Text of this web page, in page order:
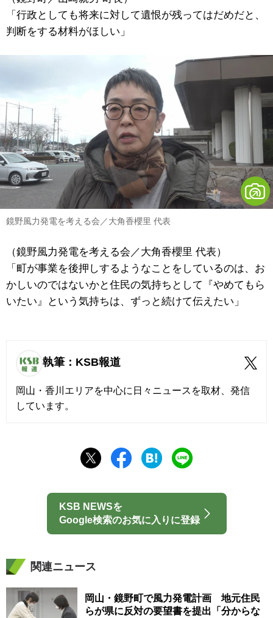
「行政としても将来に対して遺恨が残ってはだめだと、
判断をする材料がほしい」
鏡野風力発電を考える会／大角香櫻里 代表
（鏡野風力発電を考える会／大角香櫻里 代表）
「町が事業を後押しするようなことをしているのは、お
かしいのではないかと住民の気持ちとして『やめてもら
いたい』という気持ちは、ずっと続けて伝えたい」
執筆：KSB報道
岡山・香川エリアを中心に日々ニュースを取材、発信
しています。
KSB NEWSを
Google検索のお気に入りに登録
関連ニュース
岡山・鏡野町で風力発電計画 地元住民
らが県に反対の要望書を提出「分からな